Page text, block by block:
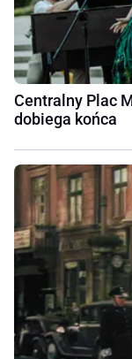
Centralny Plac
dobiega końca